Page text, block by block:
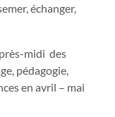
échanger,
midi des
pédagogie,
en avril – mai